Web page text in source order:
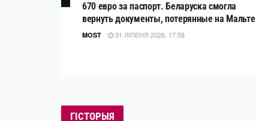
670 евро за паспорт. Беларуска смогла
вернуть документы, потерянные на Мальте
MOST 31 ЛІПЕНЯ 2026, 17:58
ГІСТОРЫЯ